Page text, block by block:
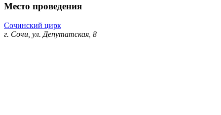
Место проведения
Сочинский цирк
г. Сочи, ул. Депутатская, 8